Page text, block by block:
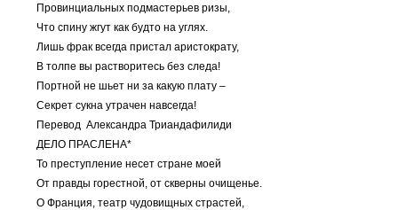
Провинциальных подмастерьев ризы,
Что спину жгут как будто на углях.
Лишь фрак всегда пристал аристократу,
В толпе вы растворитесь без следа!
Портной не шьет ни за какую плату –
Секрет сукна утрачен навсегда!
Перевод Александра Триандафилиди
ДЕЛО ПРАСЛЕНА*
То преступление несет стране моей
От правды горестной, от скверны очищенье.
О Франция, театр чудовищных страстей,